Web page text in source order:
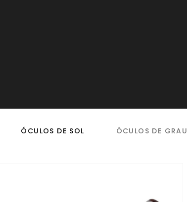
ÓCULOS DE SOL ÓCULOS DE GRAU